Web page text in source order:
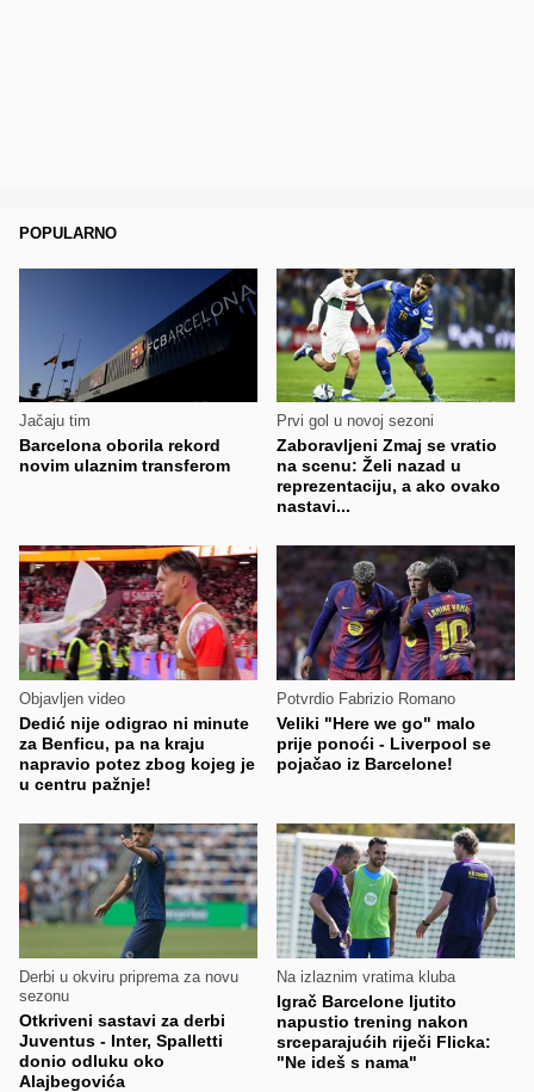
POPULARNO
Jačaju tim
Barcelona oborila rekord
novim ulaznim transferom
Prvi gol u novoj sezoni
Zaboravljeni Zmaj se vratio
na scenu: Želi nazad u
reprezentaciju, a ako ovako
nastavi...
Objavljen video
Dedić nije odigrao ni minute
za Benficu, pa na kraju
napravio potez zbog kojeg je
u centru pažnje!
Potvrdio Fabrizio Romano
Veliki "Here we go" malo
prije ponoći - Liverpool se
pojačao iz Barcelone!
Derbi u okviru priprema za novu
sezonu
Otkriveni sastavi za derbi
Juventus - Inter, Spalletti
donio odluku oko
Alajbegovića
Na izlaznim vratima kluba
Igrač Barcelone ljutito
napustio trening nakon
srceparajućih riječi Flicka:
"Ne ideš s nama"